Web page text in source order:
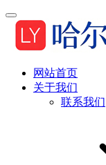
网站首页
关于我们
联系我们